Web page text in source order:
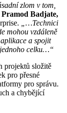
zlom v tom,
Pramod Badjate,
„…Technici
mohou vzdáleně
a spojit
celku…“
projektů složitě
pro přesné
pro správu.
a chybějící